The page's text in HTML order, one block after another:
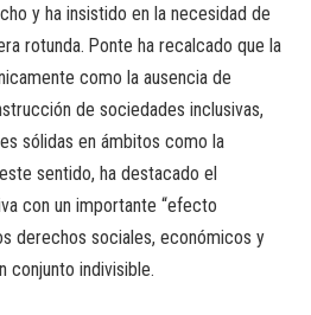
y ha insistido en la necesidad de
rotunda. Ponte ha recalcado que la
como la ausencia de
de sociedades inclusivas,
sólidas en ámbitos como la
sentido, ha destacado el
con un importante “efecto
derechos sociales, económicos y
conjunto indivisible.